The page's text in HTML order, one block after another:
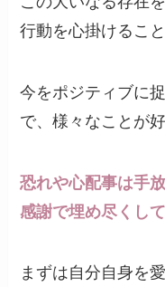
行動を心掛けるこ
今をポジティブに
で、様々なことが
恐れや心配事は手
感謝で埋め尽くし
まずは自分自身を